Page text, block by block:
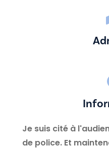
Je suis cité à
de police. Et